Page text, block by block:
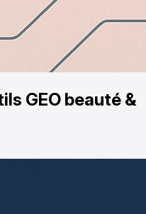
GEO beauté &